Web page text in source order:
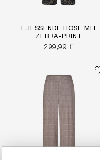
FLIESSENDE HOSE MIT Z
EBRA-PRINT
299,99 €